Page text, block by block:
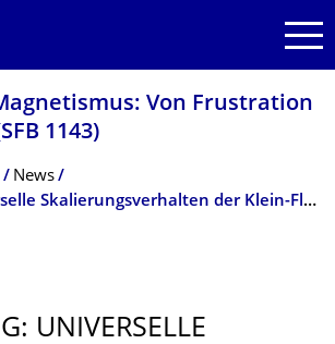
Von Frustration
1143)
News
Forschung: Universelle Skalierungsverhalten der Klein-Flaschen-Entropie
UNIVERSELLE